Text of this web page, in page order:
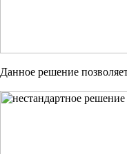
Данное решение